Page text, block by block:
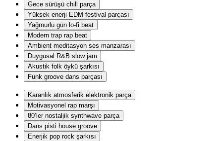
Gece sürüşü chill parça
Yüksek enerji EDM festival parçası
Yağmurlu gün lo-fi beat
Modern trap rap beat
Ambient meditasyon ses manzarası
Duygusal R&B slow jam
Akustik folk öykü şarkısı
Funk groove dans parçası
Karanlık atmosferik elektronik parça
Motivasyonel rap marşı
80’ler nostaljik synthwave parça
Dans pisti house groove
Enerjik pop rock şarkısı